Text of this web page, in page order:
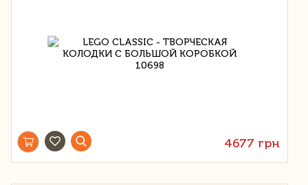
4677 грн